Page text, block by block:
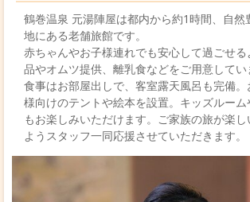
鶴巻温泉 元湯陣屋は都内から約1時間、自然
地にある老舗旅館です。
赤ちゃんやお子様連れでも安心して過ごせる
品やオムツ提供、離乳食などをご用意してい
食事はお部屋出しで、客室露天風呂も完備
様向けのテントや絵本を設置。キッズルー
もお楽しみいただけます。ご家族の旅が楽
ようスタッフ一同応援させていただきます。